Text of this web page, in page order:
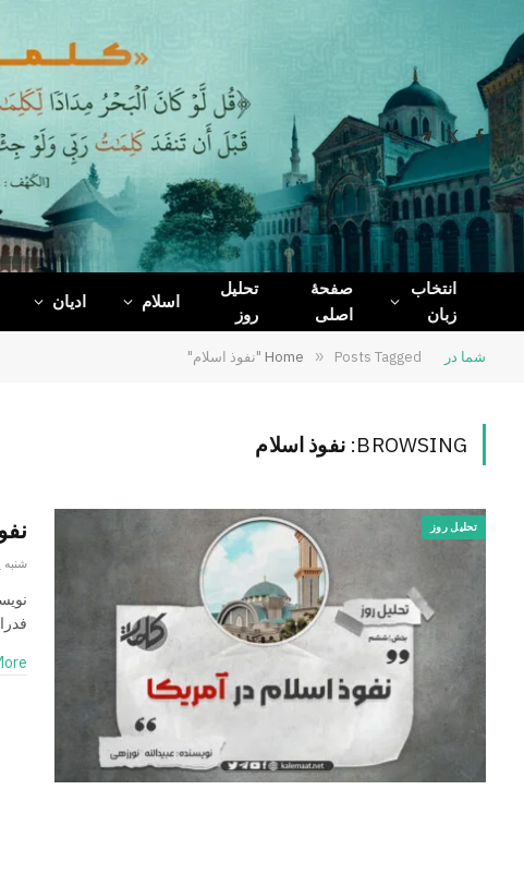
Facebook
X
(Twitter)
Telegram
WhatsApp
انتخاب
زبان
صفحۀ
اصلی
تحلیل
روز
اسلام ادیان
شما در Home » Posts Tagged "نفوذ اسلام"
BROWSING: نفوذ اسلام
تحلیل روز
شنبه _15 _مارچ _2025AH 15-3-2025AD
فدرال مکزیک با